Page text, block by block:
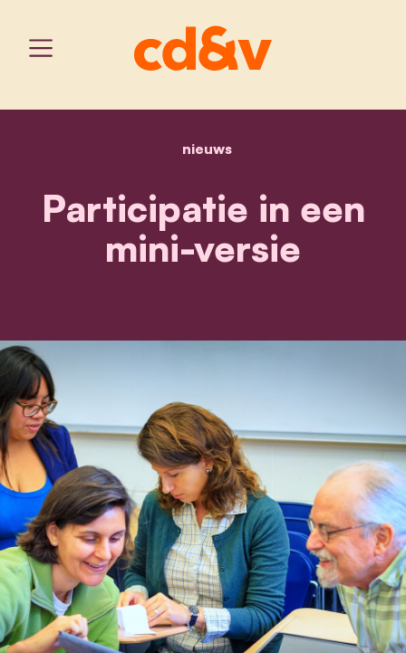
home
nieuwsparticipatie in een mini-
Participatie in een
mini-versie